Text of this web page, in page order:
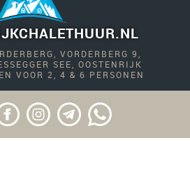
VORDERBERG 9,
SEE, OOSTENRIJK
VOOR 2, 4 & 6 PERSONEN